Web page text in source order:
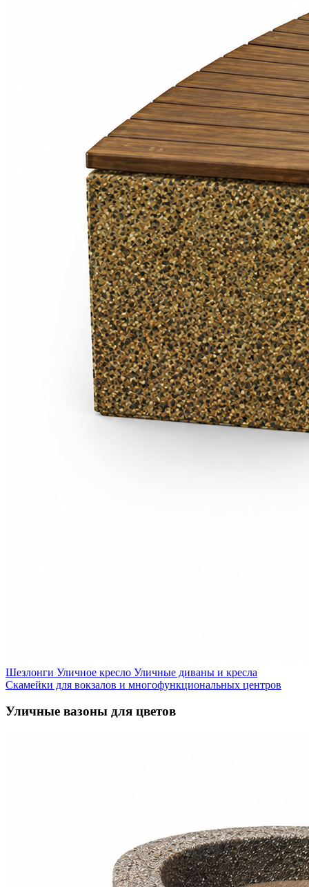
Шезлонги Уличное кресло Уличные диваны и кресла
Скамейки для вокзалов и многофункциональных центров
Уличные вазоны для цветов